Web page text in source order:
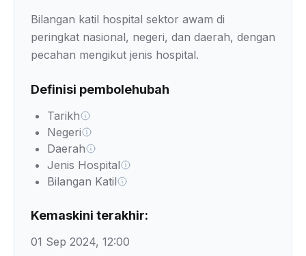
Bilangan katil hospital sektor awam di
peringkat nasional, negeri, dan daerah, dengan
pecahan mengikut jenis hospital.
Definisi pembolehubah
Tarikh
Negeri
Daerah
Jenis Hospital
Bilangan Katil
Kemaskini terakhir:
01 Sep 2024, 12:00